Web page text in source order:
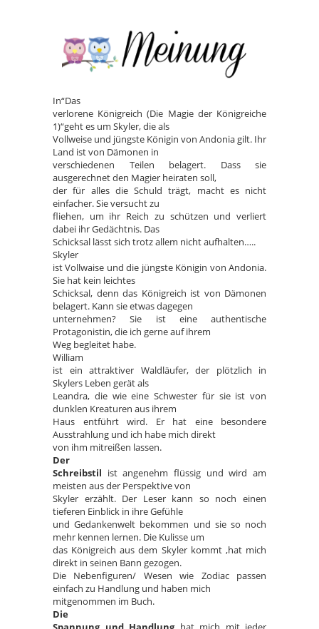
In“Das
verlorene Königreich (Die Magie der Königreiche
1)“geht es um Skyler, die als
Vollweise und jüngste Königin von Andonia gilt. Ihr
Land ist von Dämonen in
verschiedenen Teilen belagert. Dass sie
ausgerechnet den Magier heiraten soll,
der für alles die Schuld trägt, macht es nicht
einfacher. Sie versucht zu
fliehen, um ihr Reich zu schützen und verliert
dabei ihr Gedächtnis. Das
Schicksal lässt sich trotz allem nicht aufhalten…..
Skyler
ist Vollwaise und die jüngste Königin von Andonia.
Sie hat kein leichtes
Schicksal, denn das Königreich ist von Dämonen
belagert. Kann sie etwas dagegen
unternehmen? Sie ist eine authentische
Protagonistin, die ich gerne auf ihrem
Weg begleitet habe.
William
ist ein attraktiver Waldläufer, der plötzlich in
Skylers Leben gerät als
Leandra, die wie eine Schwester für sie ist von
dunklen Kreaturen aus ihrem
Haus entführt wird. Er hat eine besondere
Ausstrahlung und ich habe mich direkt
von ihm mitreißen lassen.
Der
Schreibstil ist angenehm flüssig und wird am
meisten aus der Perspektive von
Skyler erzählt. Der Leser kann so noch einen
tieferen Einblick in ihre Gefühle
und Gedankenwelt bekommen und sie so noch
mehr kennen lernen. Die Kulisse um
das Königreich aus dem Skyler kommt ,hat mich
direkt in seinen Bann gezogen.
Die Nebenfiguren/ Wesen wie Zodiac passen
einfach zu Handlung und haben mich
mitgenommen im Buch.
Die